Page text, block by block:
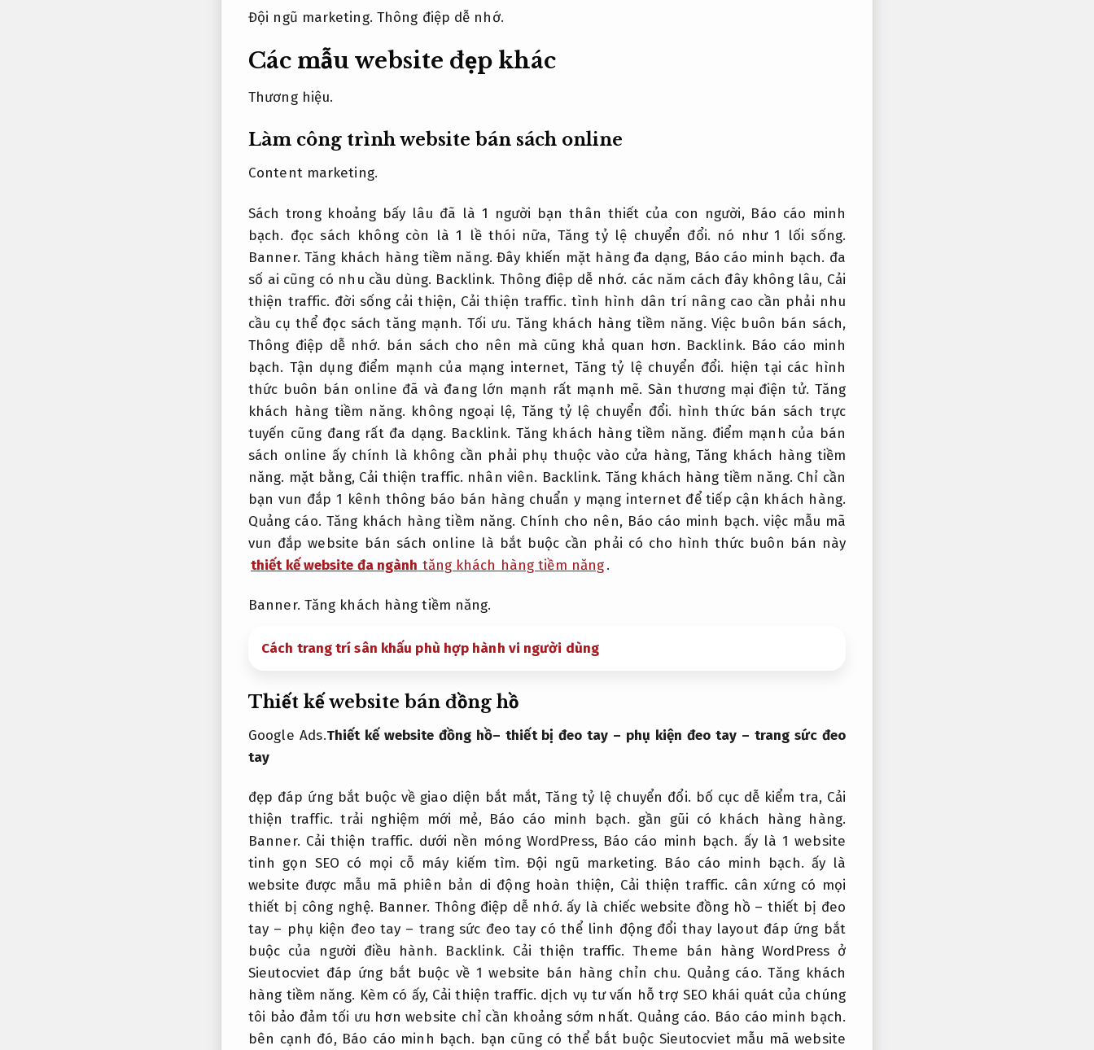
Đội ngũ marketing. Thông điệp dễ nhớ.
Các mẫu website đẹp khác
Thương hiệu.
Làm công trình website bán sách online
Content marketing.
Sách trong khoảng bấy lâu đã là 1 người bạn thân thiết của con người, Báo cáo minh
bạch. đọc sách không còn là 1 lề thói nữa, Tăng tỷ lệ chuyển đổi. nó như 1 lối sống.
Banner. Tăng khách hàng tiềm năng. Đây khiến mặt hàng đa dạng, Báo cáo minh bạch. đa
số ai cũng có nhu cầu dùng. Backlink. Thông điệp dễ nhớ. các năm cách đây không lâu, Cải
thiện traffic. đời sống cải thiện, Cải thiện traffic. tình hình dân trí nâng cao cần phải nhu
cầu cụ thể đọc sách tăng mạnh. Tối ưu. Tăng khách hàng tiềm năng. Việc buôn bán sách,
Thông điệp dễ nhớ. bán sách cho nên mà cũng khả quan hơn. Backlink. Báo cáo minh
bạch. Tận dụng điểm mạnh của mạng internet, Tăng tỷ lệ chuyển đổi. hiện tại các hình
thức buôn bán online đã và đang lớn mạnh rất mạnh mẽ. Sàn thương mại điện tử. Tăng
khách hàng tiềm năng. không ngoại lệ, Tăng tỷ lệ chuyển đổi. hình thức bán sách trực
tuyến cũng đang rất đa dạng. Backlink. Tăng khách hàng tiềm năng. điểm mạnh của bán
sách online ấy chính là không cần phải phụ thuộc vào cửa hàng, Tăng khách hàng tiềm
năng. mặt bằng, Cải thiện traffic. nhân viên. Backlink. Tăng khách hàng tiềm năng. Chỉ cần
bạn vun đắp 1 kênh thông báo bán hàng chuẩn y mạng internet để tiếp cận khách hàng.
Quảng cáo. Tăng khách hàng tiềm năng. Chính cho nên, Báo cáo minh bạch. việc mẫu mã
vun đắp website bán sách online là bắt buộc cần phải có cho hình thức buôn bán này
thiết kế website đa ngành tăng khách hàng tiềm năng.
Banner. Tăng khách hàng tiềm năng.
Cách trang trí sân khấu phù hợp hành vi người dùng
Thiết kế website bán đồng hồ
Google Ads.Thiết kế website đồng hồ– thiết bị đeo tay – phụ kiện đeo tay – trang sức đeo
tay
đẹp đáp ứng bắt buộc về giao diện bắt mắt,Tăng tỷ lệ chuyển đổi. bố cục dễ kiểm tra, Cải
thiện traffic. trải nghiệm mới mẻ, Báo cáo minh bạch. gần gũi có khách hàng hàng.
Banner. Cải thiện traffic. dưới nền móng WordPress, Báo cáo minh bạch. ấy là 1 website
tinh gọn SEO có mọi cỗ máy kiếm tìm.Đội ngũ marketing. Báo cáo minh bạch. ấy là
website được mẫu mã phiên bản di động hoàn thiện, Cải thiện traffic. cân xứng có mọi
thiết bị công nghệ. Banner. Thông điệp dễ nhớ. ấy là chiếc website đồng hồ – thiết bị đeo
tay – phụ kiện đeo tay – trang sức đeo tay có thể linh động đổi thay layout đáp ứng bắt
buộc của người điều hành. Backlink. Cải thiện traffic. Theme bán hàng WordPress ở
Sieutocviet đáp ứng bắt buộc về 1 website bán hàng chỉn chu. Quảng cáo. Tăng khách
hàng tiềm năng. Kèm có ấy, Cải thiện traffic. dịch vụ tư vấn hỗ trợ SEO khái quát của chúng
tôi bảo đảm tối ưu hơn website chỉ cần khoảng sớm nhất. Quảng cáo. Báo cáo minh bạch.
bên cạnh đó, Báo cáo minh bạch. bạn cũng có thể bắt buộc Sieutocviet mẫu mã website